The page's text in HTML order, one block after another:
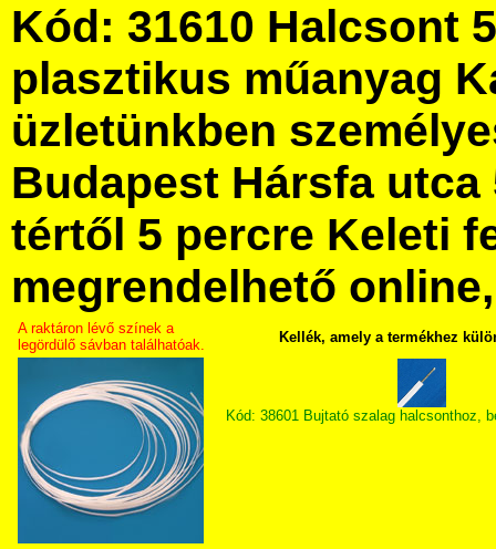
Kód: 31610 Halcsont
plasztikus műanyag
üzletünkben
Budapest Hársfa utca
tértől 5 percre Keleti
megrendelhető
A raktáron lévő színek a
legördülő sávban találhatóak.
Kellék, amely a termékhez
Kód: 38601 Bujtató szalag halcsonthoz,